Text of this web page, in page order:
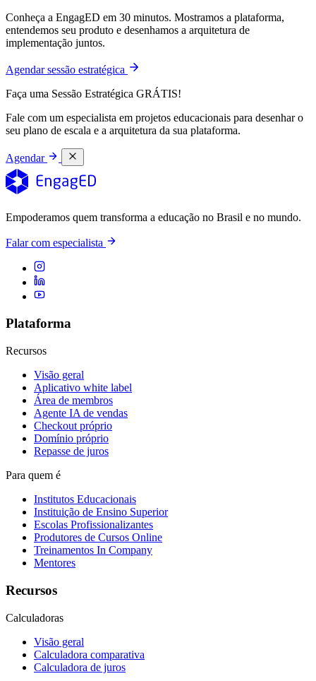
Conheça a EngagED em 30 minutos. Mostramos a plataforma,
entendemos seu produto e desenhamos a arquitetura de
implementação juntos.
Agendar sessão estratégica
Faça uma Sessão Estratégica GRÁTIS!
Fale com um especialista em projetos educacionais para desenhar o
seu plano de escala e a arquitetura da sua plataforma.
Agendar
Empoderamos quem transforma a educação no Brasil e no mundo.
Falar com especialista
Plataforma
Recursos
Visão geral
Aplicativo white label
Área de membros
Agente IA de vendas
Checkout próprio
Domínio próprio
Repasse de juros
Para quem é
Institutos Educacionais
Instituição de Ensino Superior
Escolas Profissionalizantes
Produtores de Cursos Online
Treinamentos In Company
Mentores
Recursos
Calculadoras
Visão geral
Calculadora comparativa
Calculadora de juros